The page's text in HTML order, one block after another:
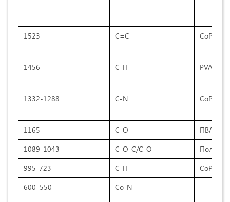
1523 C=C CoPc
1456 C-H PVA
1332-1288 C-N
1165 C-O
ПВА/
1089-1043
C-O-C/C-O
995-723
C-H
CoPc
600–550
Co-N